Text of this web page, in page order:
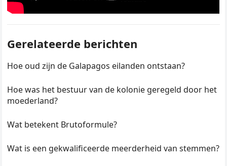
Gerelateerde berichten
Hoe oud zijn de Galapagos eilanden ontstaan?
Hoe was het bestuur van de kolonie geregeld door het
moederland?
Wat betekent Brutoformule?
Wat is een gekwalificeerde meerderheid van stemmen?